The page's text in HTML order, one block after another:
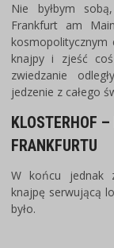
Nie byłbym
Frankfurt am
kosmopolitycznym
knajpy i zjeść
zwiedzanie
jedzenie z całego
KLOSTERHOF
FRANKFURTU
W końcu jednak
knajpę serwującą
było.